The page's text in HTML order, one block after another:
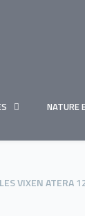
NATURE
VIXEN ATERA